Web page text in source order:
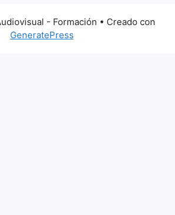
- Formación • Creado con
GeneratePress